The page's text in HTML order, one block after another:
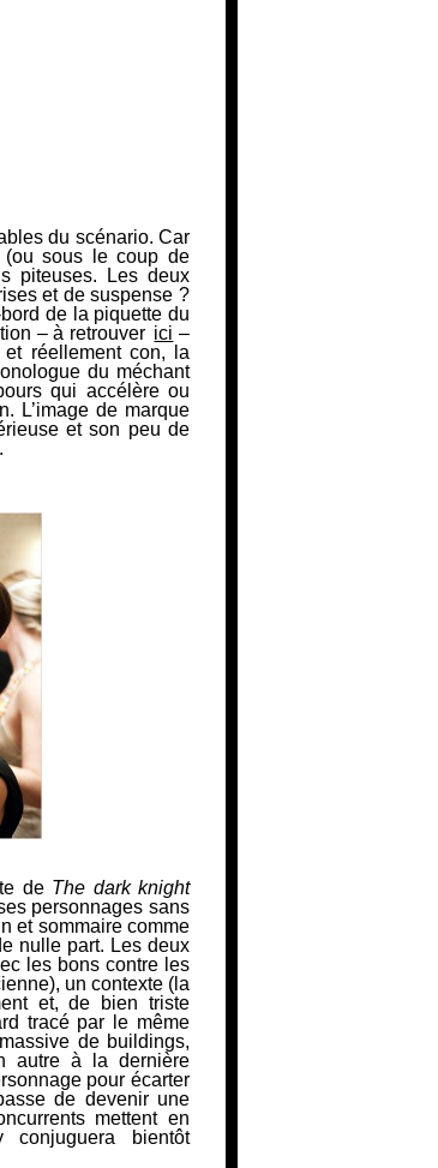
du scénario. Car
(ou sous le coup de
piteuses. Les deux
et de suspense ?
de la piquette du
– à retrouver ici –
réellement con, la
du méchant
qui accélère ou
L’image de marque
et son peu de
de The dark knight
personnages sans
et sommaire comme
nulle part. Les deux
les bons contre les
un contexte (la
et, de bien triste
tracé par le même
de buildings,
autre à la dernière
pour écarter
de devenir une
mettent en
conjuguera bientôt